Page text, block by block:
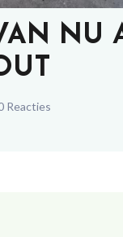
NU
Reacties